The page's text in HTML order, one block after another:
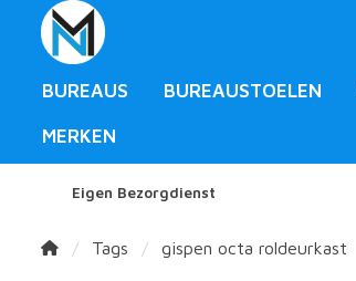
BUREAUS BUREAUSTOELEN
MERKEN
Eigen Bezorgdienst
Tags gispen octa roldeurkast